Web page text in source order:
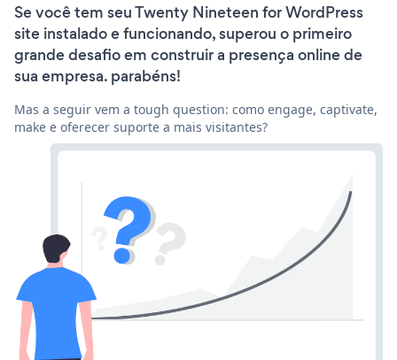
Se você tem seu Twenty Nineteen for WordPress
site instalado e funcionando, superou o primeiro
grande desafio em construir a presença online de
sua empresa. parabéns!
Mas a seguir vem a tough question: como engage, captivate,
make e oferecer suporte a mais visitantes?